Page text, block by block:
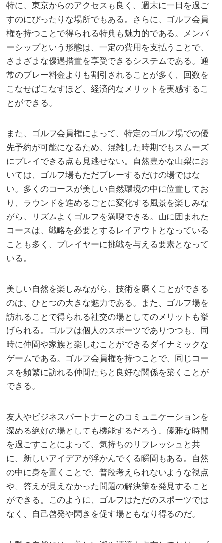
特に、東京からのアクセスも良く、週末に一日を過ご
すのにぴったりな場所でもある。さらに、ゴルフ会員
権を持つことで得られる特典も魅力的である。メンバ
ーシップという形態は、一定の費用を支払うことで、
さまざまな優遇措置を享受できるシステムである。通
常のプレー料金よりも割引されることが多く、回数を
こなせばこなすほど、経済的なメリットを実感するこ
とができる。
また、ゴルフ会員権によって、特定のゴルフ場での優
先予約が可能になるため、混雑した時期でもスムーズ
にプレイできる点も見逃せない。自然豊かな山梨にお
いては、ゴルフ場もただプレーするだけの場ではな
い。多くのコースが美しい自然環境の中に位置してお
り、ラウンドを進めるごとに変化する風景を楽しみな
がら、リズムよくゴルフを満喫できる。山に囲まれた
コースは、戦略を必要とするレイアウトとなっている
ことも多く、プレイヤーに挑戦を与える要素となって
いる。
美しい自然を楽しみながら、技術を磨くことができる
のは、ひとつの大きな魅力である。また、ゴルフ場を
訪れることで得られる社交の場としてのメリットも挙
げられる。ゴルフは個人のスポーツでありつつも、同
時に仲間や家族と楽しむことができるダイナミックな
ゲームである。ゴルフ会員権を持つことで、同じコー
スを頻繁に訪れる仲間たちと良好な関係を築くことが
できる。
友人やビジネスパートナーとのコミュニケーションを
深める絶好の場としても機能するだろう。優雅な時間
を過ごすことによって、気持ちのリフレッシュと共
に、新しいアイデアが浮かんでくる瞬間もある。自然
の中に身を置くことで、普段考えられないような視点
や、答えが見えなかった問題の解決策を発見すること
ができる。このように、ゴルフはただのスポーツでは
なく、自己啓発や閃きを促す場ともなり得るのだ。